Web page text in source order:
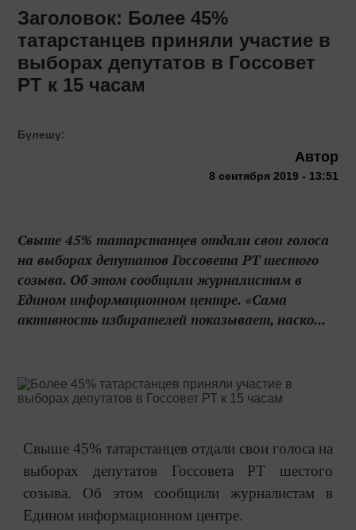
Заголовок: Более 45%
татарстанцев приняли участие в
выборах депутатов в Госсовет
РТ к 15 часам
Бүлешү:
Автор
8 сентября 2019 - 13:51
Свыше 45% татарстанцев отдали свои голоса
на выборах депутатов Госсовета РТ шестого
созыва. Об этом сообщили журналистам в
Едином информационном центре. «Сама
активность избирателей показывает, наско...
Свыше 45% татарстанцев отдали свои голоса на
выборах депутатов Госсовета РТ шестого
созыва. Об этом сообщили журналистам в
Едином информационном центре.